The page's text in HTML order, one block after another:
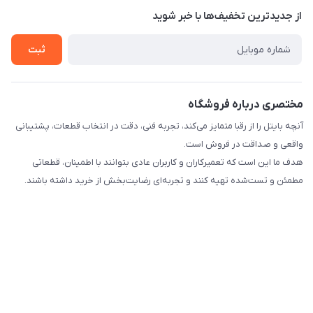
درباره ما
راهنما
از جدید‌ترین تخفیف‌ها با‌ خبر شوید
ثبت
مختصری درباره فروشگاه
آنچه بایتل را از رقبا متمایز می‌کند، تجربه فنی، دقت در انتخاب قطعات، پشتیبانی
واقعی و صداقت در فروش است.
هدف ما این است که تعمیرکاران و کاربران عادی بتوانند با اطمینان، قطعاتی
مطمئن و تست‌شده تهیه کنند و تجربه‌ای رضایت‌بخش از خرید داشته باشند.